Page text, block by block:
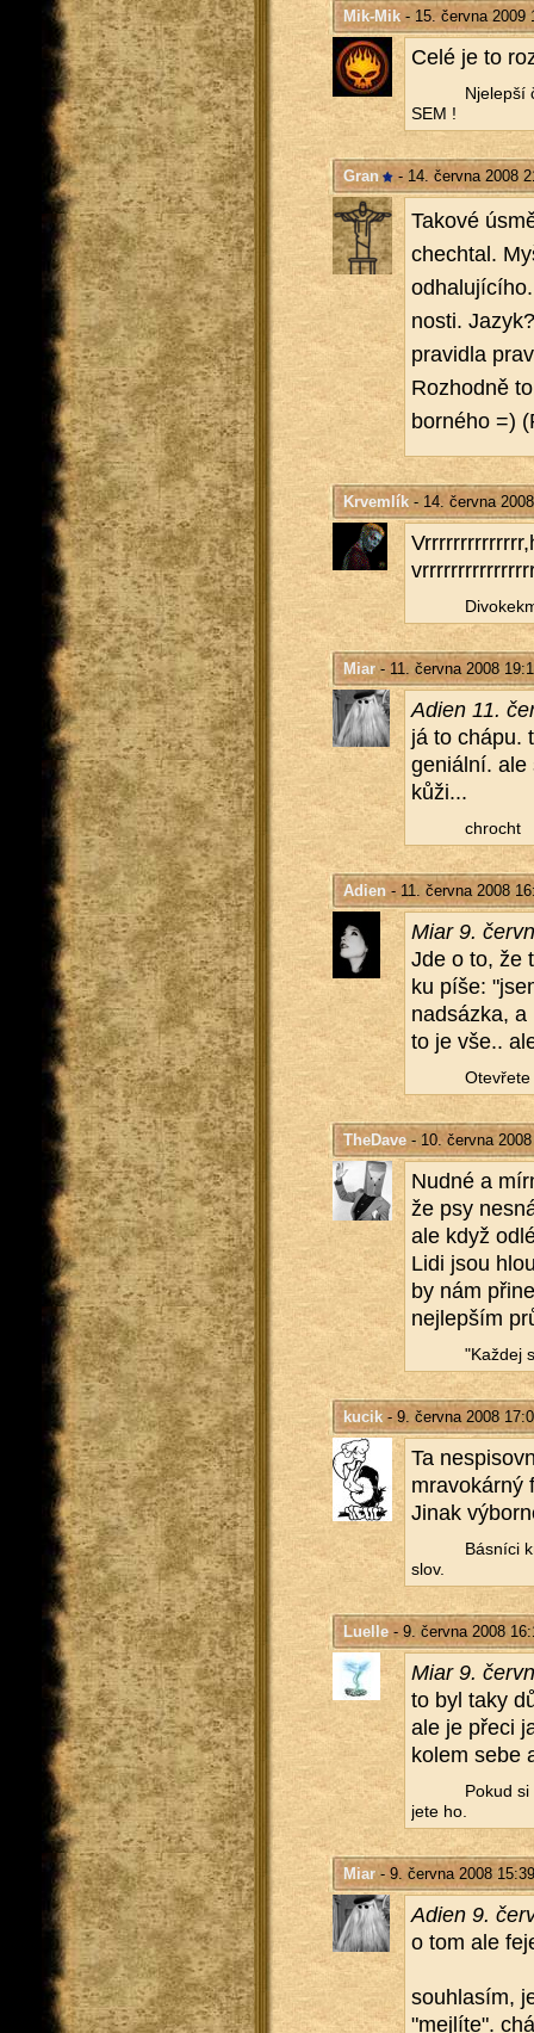
Mik-Mik- 15. června 2009
Celé je to
Nje­lep­ší
SEM !
Gran - 14. června 2008
Ta­ko­vé
chech­tal.
nos­ti.
pra­vi­dla
Roz­hod­ně
bor­né­ho =)
Krvemlík- 14. června
Miar- 11. června 2008
Adien 11.
já to chápu.
ge­ni­ál­ní. ale
kůži...
chrocht
Adien- 11. června 2008
Miar 9.
Jde o to, že
ku píše:
nad­sáz­ka,
to je vše..
TheDave- 10. června 2008
Nudné a
že psy
ale když
Lidi jsou
by nám
nej­lep­ším
"Kaž­dej
kucik- 9. června 2008
Ta
mra­vo­kár­ný
Jinak
Bás­ní­ci
slov.
Luelle- 9. června 2008
Miar 9.
to byl taky
ale je přeci
kolem sebe
Pokud
je­te ho.
Miar- 9. června 2008 15:39
Adien 9.
o tom ale
sou­hla­sím,
"mej­lí­te".